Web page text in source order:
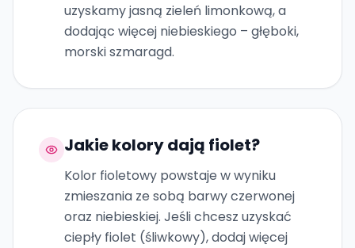
uzyskamy jasną zieleń limonkową, a
dodając więcej niebieskiego – głęboki,
morski szmaragd.
Jakie kolory dają fiolet?
Kolor fioletowy powstaje w wyniku
zmieszania ze sobą barwy czerwonej
oraz niebieskiej. Jeśli chcesz uzyskać
ciepły fiolet (śliwkowy), dodaj więcej